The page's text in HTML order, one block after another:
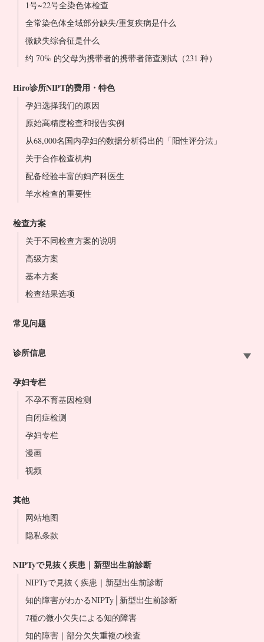
1号~22号全染色体检查
全常染色体全域部分缺失/重复疾病是什么
微缺失综合征是什么
约 70% 的父母为携带者的携带者筛查测试（231 种）
Hiro诊所NIPT的费用・特色
孕妇选择我们的原因
原始高精度检查和报告实例
从68,000名国内孕妇的数据分析得出的「阳性评分法」
关于合作检查机构
配备经验丰富的妇产科医生
羊水检查的重要性
检查方案
关于不同检查方案的说明
高级方案
基本方案
检查结果选项
常见问题
诊所信息
大宫站前院
东京站前院
横滨站前院
名古屋站前院
大阪站前院
难波心斋桥院
冈山站前院
博多站前院
医生介绍
孕妇专栏
不孕不育基因检测
自闭症检测
孕妇专栏
漫画
视频
其他
网站地图
隐私条款
NIPTyで見抜く疾患｜新型出生前診断
NIPTyで見抜く疾患｜新型出生前診断
知的障害がわかるNIPTy│新型出生前診断
7種の微小欠失による知的障害
知的障害｜部分欠失重複の検査